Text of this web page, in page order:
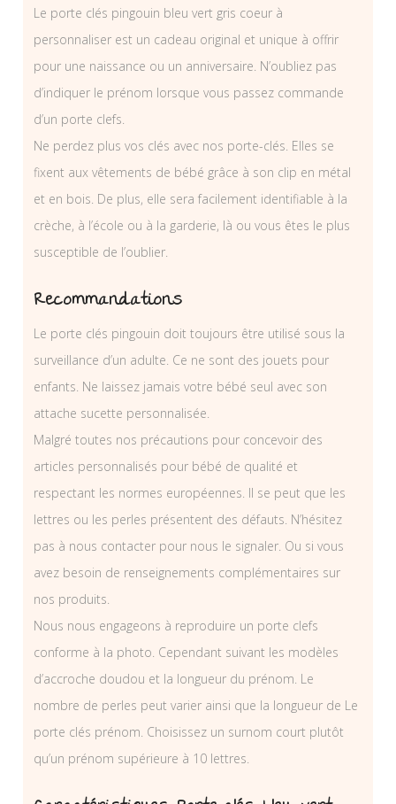
Le porte clés pingouin bleu vert gris coeur à
personnaliser est un cadeau original et unique à offrir
pour une naissance ou un anniversaire. N’oubliez pas
d’indiquer le prénom lorsque vous passez commande
d’un porte clefs.
Ne perdez plus vos clés avec nos porte-clés. Elles se
fixent aux vêtements de bébé grâce à son clip en métal
et en bois. De plus, elle sera facilement identifiable à la
crèche, à l’école ou à la garderie, là ou vous êtes le plus
susceptible de l’oublier.
Recommandations
Le porte clés pingouin doit toujours être utilisé sous la
surveillance d’un adulte. Ce ne sont des jouets pour
enfants. Ne laissez jamais votre bébé seul avec son
attache sucette personnalisée.
Malgré toutes nos précautions pour concevoir des
articles personnalisés pour bébé de qualité et
respectant les normes européennes. Il se peut que les
lettres ou les perles présentent des défauts. N’hésitez
pas à nous contacter pour nous le signaler. Ou si vous
avez besoin de renseignements complémentaires sur
nos produits.
Nous nous engageons à reproduire un porte clefs
conforme à la photo. Cependant suivant les modèles
d’accroche doudou et la longueur du prénom. Le
nombre de perles peut varier ainsi que la longueur de Le
porte clés prénom. Choisissez un surnom court plutôt
qu’un prénom supérieure à 10 lettres.